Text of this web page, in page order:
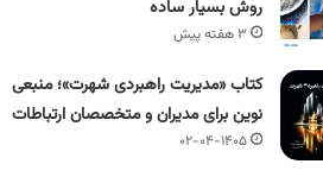
روش بسیار ساده
۳ هفته پیش
کتاب «مدیریت راهبردی شهرت»؛ منبعی
نوین برای مدیران و متخصصان ارتباطات
۰۲-۰۴-۱۴۰۵